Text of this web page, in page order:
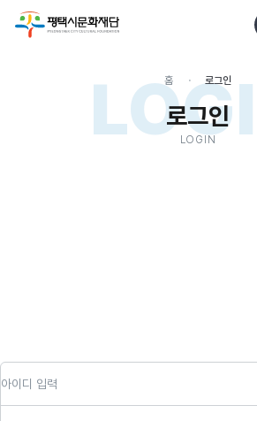
홈 로그인
로그인
LOGIN